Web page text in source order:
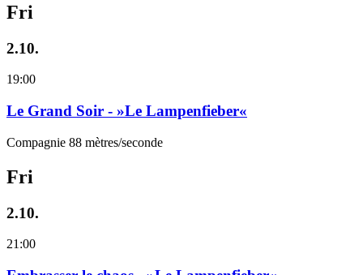
Fri
2.10.
19:00
Le Grand Soir - »Le Lampenfieber«
Compagnie 88 mètres/seconde
Fri
2.10.
21:00